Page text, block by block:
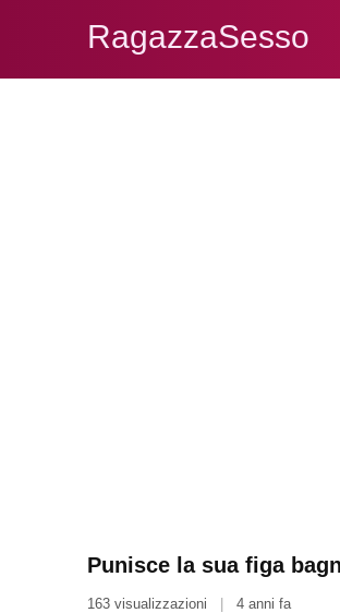
RagazzaSesso
Punisce la sua figa
163 visualizzazioni 4 anni fa